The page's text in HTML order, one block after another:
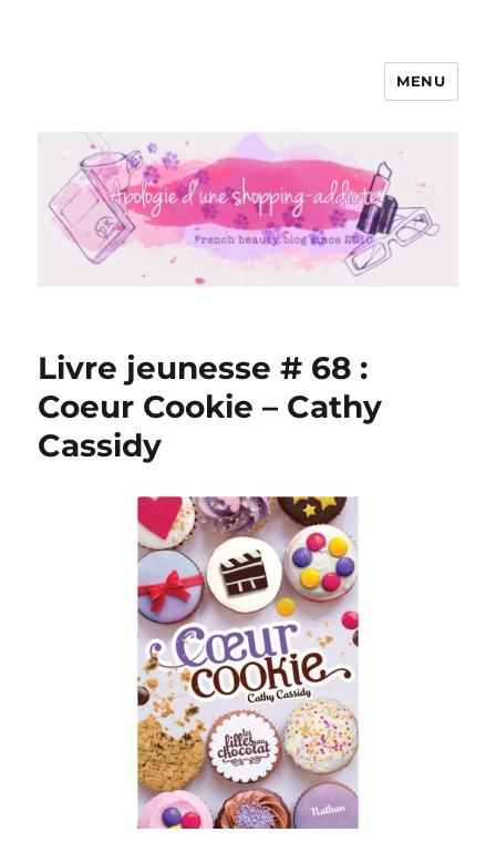
Apologie d'une Shopping-addicte
MENU
Livre jeunesse # 68 :
Coeur Cookie – Cathy
Cassidy